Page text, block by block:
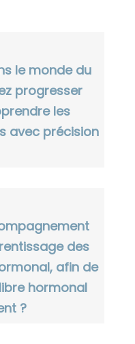
le monde du
progresser
les
avec précision
des
afin de
hormonal
?